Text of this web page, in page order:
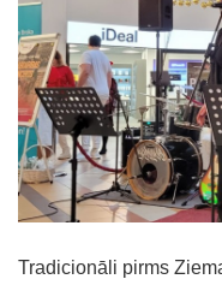
Tradicionāli pirms